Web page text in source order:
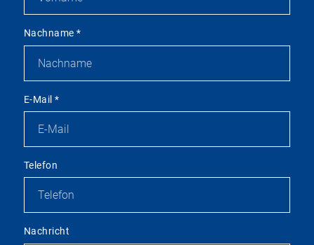
Nachname*
E-Mail*
Telefon
Nachricht